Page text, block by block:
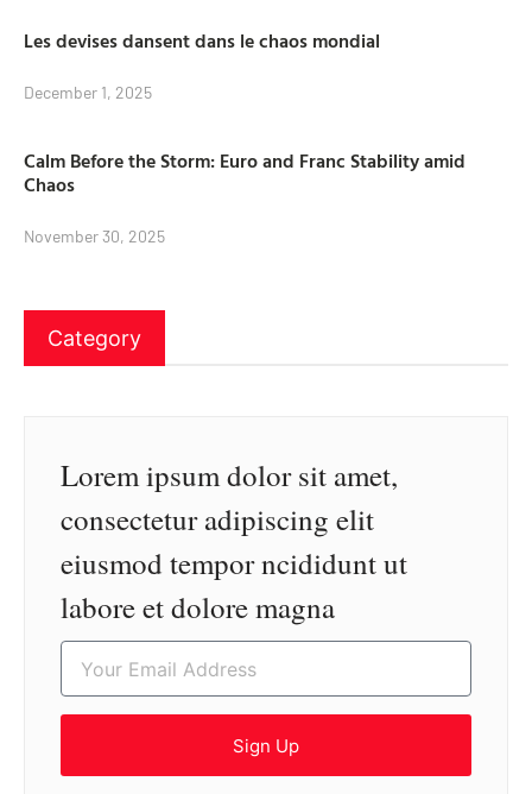
Les devises dansent dans le chaos mondial
December 1, 2025
Calm Before the Storm: Euro and Franc Stability amid
Chaos
November 30, 2025
Category
Lorem ipsum dolor sit amet,
consectetur adipiscing elit
eiusmod tempor ncididunt ut
labore et dolore magna
Sign Up